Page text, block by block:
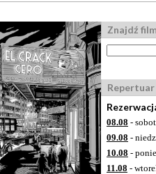
Znajdź
Repertuar
08.08 -
09.08 -
10.08 -
11.08 -